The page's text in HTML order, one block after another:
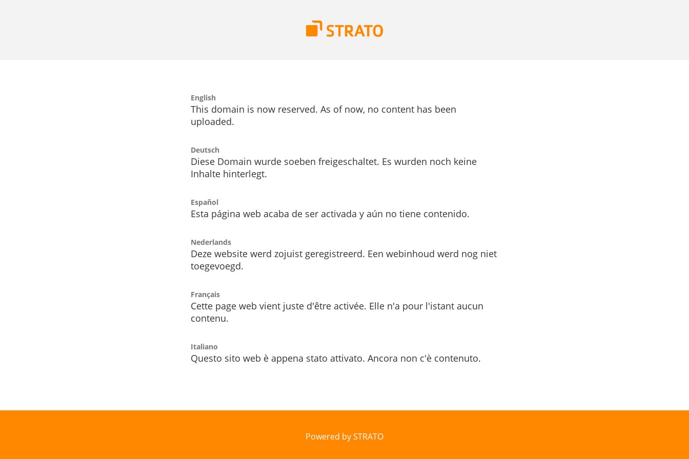
English
This domain is now reserved. As of now, no content has been
uploaded.
Deutsch
Diese Domain wurde soeben freigeschaltet. Es wurden noch keine
Inhalte hinterlegt.
Español
Esta página web acaba de ser activada y aún no tiene contenido.
Nederlands
Deze website werd zojuist geregistreerd. Een webinhoud werd nog niet
toegevoegd.
Français
Cette page web vient juste d'être activée. Elle n'a pour l'istant aucun
contenu.
Italiano
Questo sito web è appena stato attivato. Ancora non c'è contenuto.
Powered by STRATO